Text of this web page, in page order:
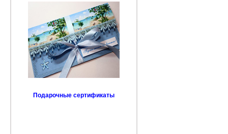
Подарочные сертификаты